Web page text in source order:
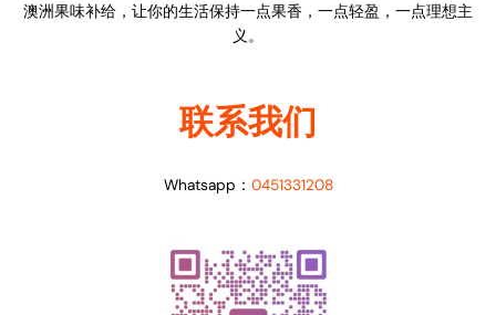
澳洲果味补给，让你的生活保持一点果香，一点轻盈，一点理想主
义。
联系我们
Whatsapp： 0451331208